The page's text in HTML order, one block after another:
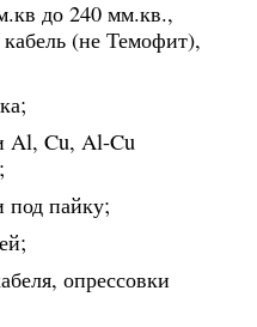
до 240 мм.кв.,
(не Темофит),
Al, Cu, Al-Cu
под пайку;
опрессовки